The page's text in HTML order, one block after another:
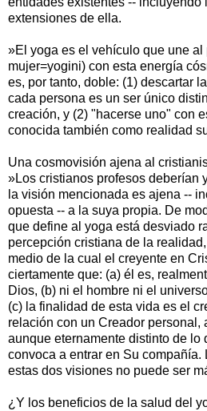
extensiones de ella.
»El yoga es el vehículo que une al
mujer=yogini) con esta energía
es, por tanto, doble: (1) descartar
cada persona es un ser único
creación, y (2) "hacerse uno" con
conocida también como realidad
Una cosmovisión ajena al
»Los cristianos profesos deberían
la visión mencionada es ajena --
opuesta -- a la suya propia. De
que define al yoga está desviado
percepción cristiana de la
medio de la cual el creyente en
ciertamente que: (a) él es,
Dios, (b) ni el hombre ni el
(c) la finalidad de esta vida es el
relación con un Creador personal,
aunque eternamente distinto de lo
convoca a entrar en Su compañía.
estas dos visiones no puede ser
¿Y los beneficios de la salud del